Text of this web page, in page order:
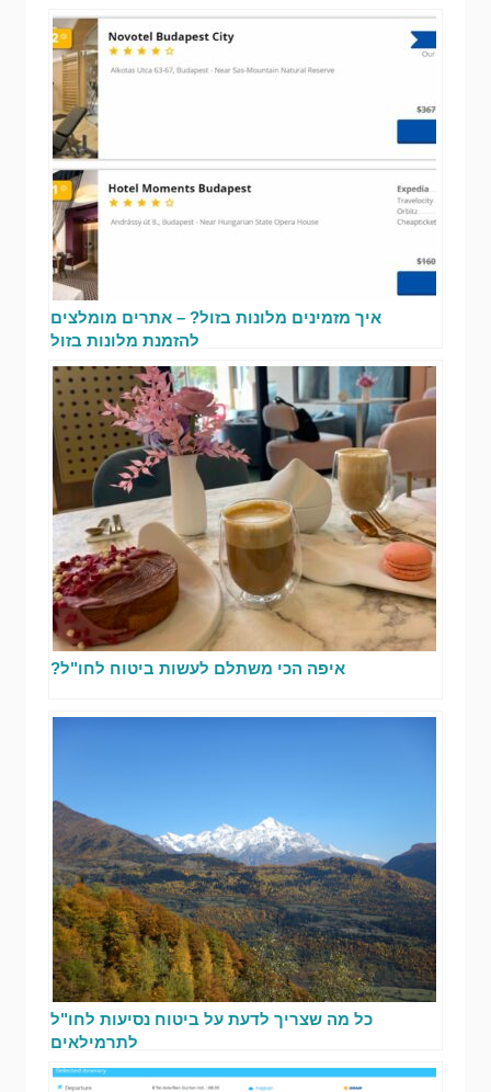
איך מזמינים מלונות בזול? – אתרים מומלצים
להזמנת מלונות בזול
איפה הכי משתלם לעשות ביטוח לחו"ל?
כל מה שצריך לדעת על ביטוח נסיעות לחו"ל
לתרמילאים